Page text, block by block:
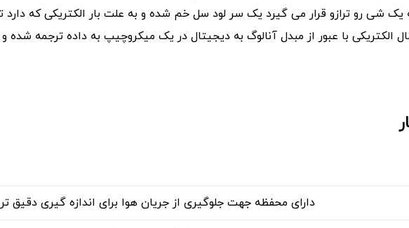
شی رو ترازو قرار می گیرد یک سر لود سل خم شده و به علت بار الکتریکی که
الکتریکی با عبور از مبدل آنالوگ به دیجیتال در یک میکروچیپ به داده ترجمه
دارای محفظه جهت جلوگیری از جریان هوا برای اندازه گیری دقیق تر